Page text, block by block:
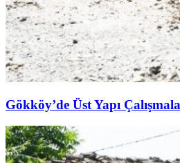
Gökköy’de Üst Yapı